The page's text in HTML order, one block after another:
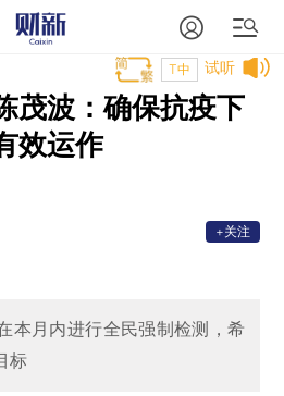
试听
T中
茂波：确保抗疫下
效运作
+关注
本月内进行全民强制检测，希
标